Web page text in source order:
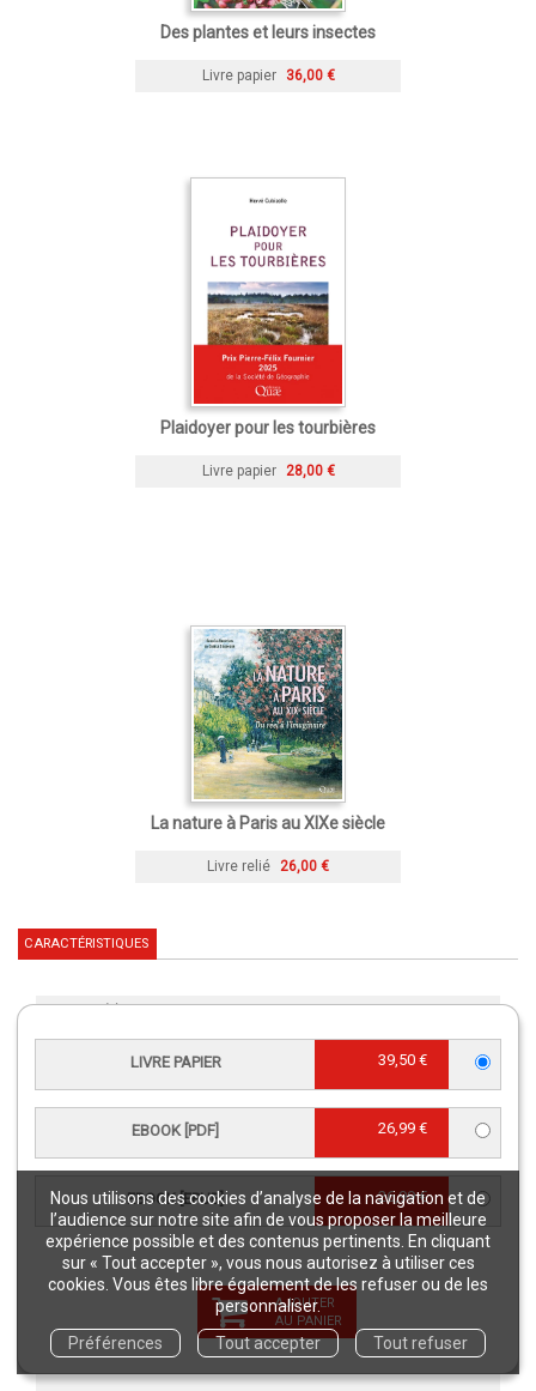
Nous utilisons des cookies d’analyse de la navigation et de
l’audience sur notre site afin de vous proposer la meilleure
expérience possible et des contenus pertinents. En cliquant
sur « Tout accepter », vous nous autorisez à utiliser ces
cookies. Vous êtes libre également de les refuser ou de les
personnaliser.
Préférences
Tout accepter Tout refuser
LIVRE PAPIER 39,50 €
EBOOK [PDF] 26,99 €
EBOOK [EPUB] 26,99 €
AJOUTER
AU PANIER
Des plantes et leurs insectes
Livre papier 36,00 €
Plaidoyer pour les tourbières
Livre papier 28,00 €
La nature à Paris au XIXe siècle
Livre relié 26,00 €
CARACTÉRISTIQUES
Éditeur : Éditions Quae
Collection : Savoir faire
Publication :5 décembre 2019
Référence Livre papier :02708
Référence eBook [PDF] :02708NUM
Référence eBook [ePub] :02708EPB
EAN13 Livre papier :9782759230617
9782759230624
EAN13 eBook [ePub] :
9782759230631